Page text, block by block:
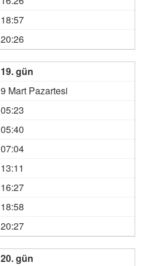
18:57
20:26
19. gün
9 Mart Pazartesi
05:23
05:40
07:04
13:11
16:27
18:58
20:27
20. gün